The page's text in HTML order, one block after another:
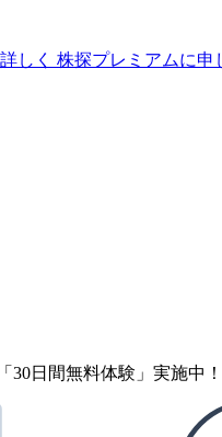
しく 株探プレミアムに申
日間無料体験」実施中！